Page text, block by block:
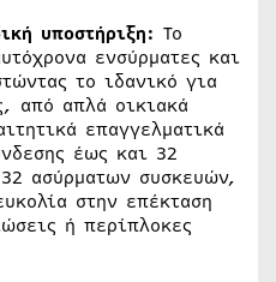
υποστήριξη: Το
ενσύρματες και
το ιδανικό για
από απλά οικιακά
επαγγελματικά
έως και 32
ασύρματων συσκευών,
στην επέκταση
ή περίπλοκες